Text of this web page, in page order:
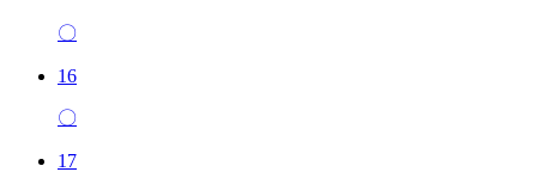
〇
16
〇
17